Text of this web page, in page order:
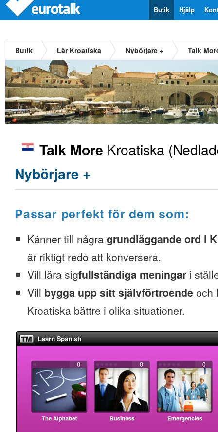
Hjälp
Butik
Butik Lär Kroatiska Nybörjare + Talk
Talk More Kroatiska
Nybörjare +
Passar perfekt för dem som:
Känner till några grundläggande ord i
är riktigt redo att konversera.
Vill lära sigfullständiga meningar i
Vill bygga upp sitt självförtroende och
Kroatiska bättre i olika situationer.